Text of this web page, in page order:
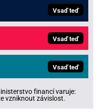
Vsaď teď
Vsaď teď
Vsaď teď
financí varuje:
vzniknout závislost.